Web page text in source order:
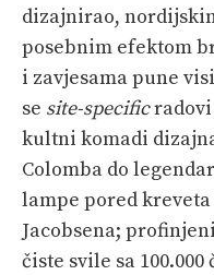
dizajnirao,
posebnim efektom
i zavjesama pune
se site-specificradovi
kultni komadi
Colomba do
lampe pored
Jacobsena;
čiste svile sa